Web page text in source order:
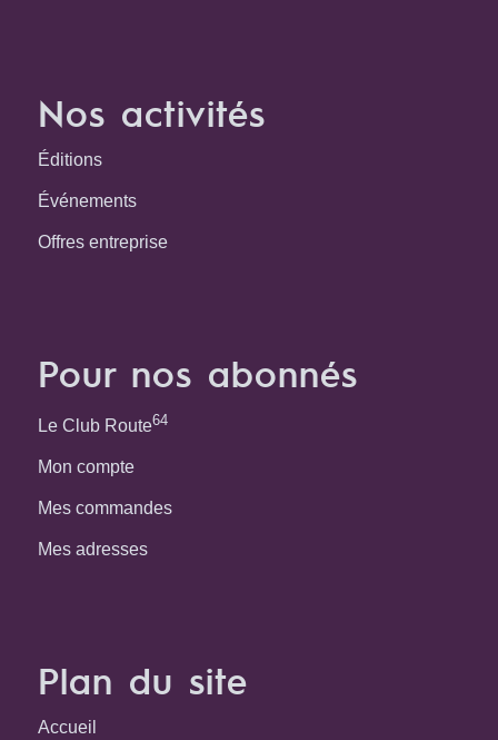
Nos activités
Éditions
Événements
Offres entreprise
Pour nos abonnés
Le Club Route64
Mon compte
Mes commandes
Mes adresses
Plan du site
Accueil